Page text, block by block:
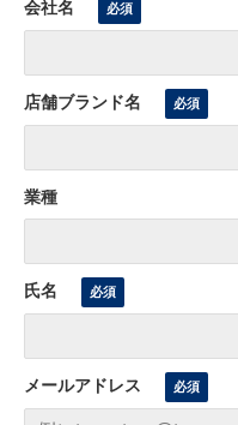
会社名
店舗ブランド名
業種
氏名
メールアドレス